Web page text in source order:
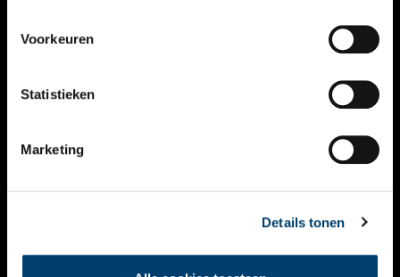
Voorkeuren
Statistieken
Marketing
Details tonen
KALENDER
THEMA’S
VIDEO’S
CONTACT